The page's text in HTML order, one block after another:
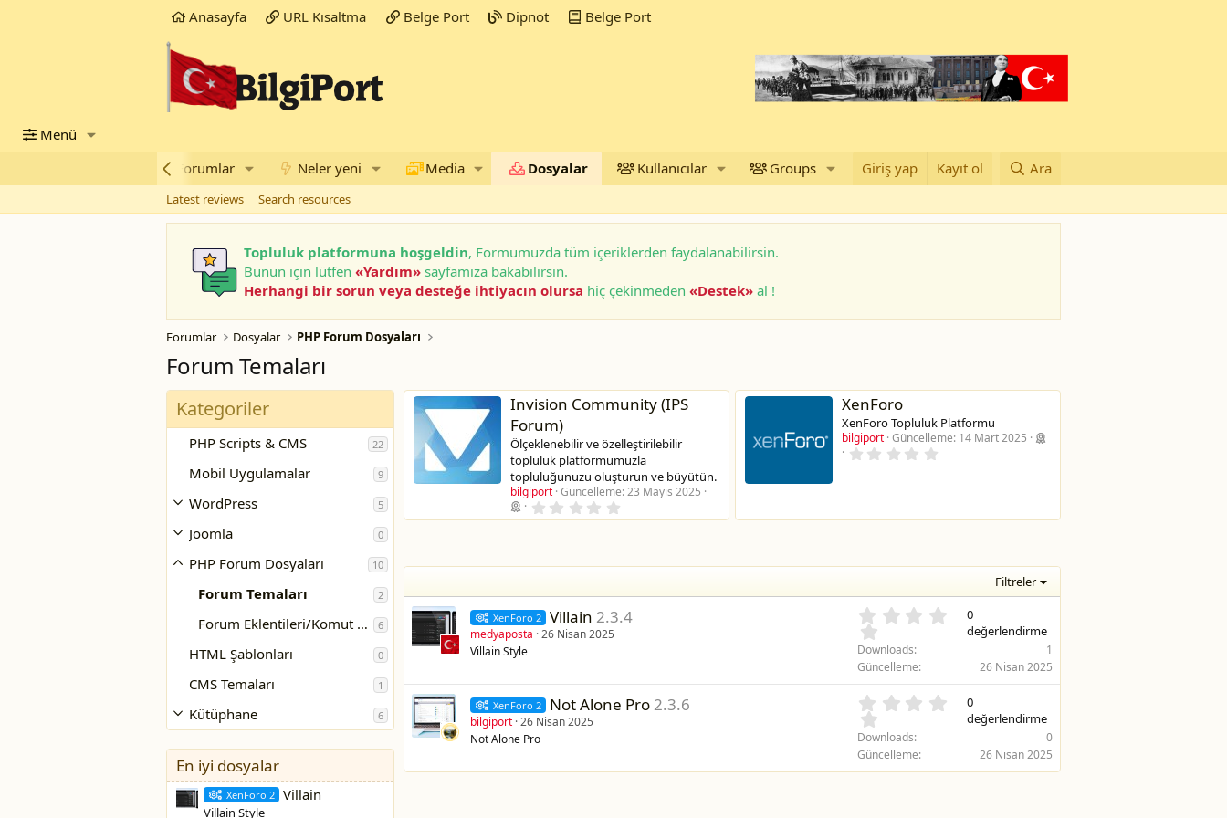
Anasayfa URL Kısaltma Belge Port Dipnot Belge Port
Menü
Forumlar Neler yeni Media Dosyalar Kullanıcılar Groups Giriş yap Kayıt ol Ara
Latest reviews Search resources
Topluluk platformuna hoşgeldin, Formumuzda tüm içeriklerden faydalanabilirsin.
Bunun için lütfen «Yardım» sayfamıza bakabilirsin.
Herhangi bir sorun veya desteğe ihtiyacın olursa hiç çekinmeden «Destek» al !
Forumlar Dosyalar PHP Forum Dosyaları
Forum Temaları
Kategoriler
PHP Scripts & CMS 22
Mobil Uygulamalar 9
WordPress 5
Joomla 0
PHP Forum Dosyaları 10
Forum Temaları 2
Forum Eklentileri/Komut Dosyaları 6
HTML Şablonları 0
CMS Temaları 1
Kütüphane 6
En iyi dosyalar
XenForo 2 Villain
Villain Style
Invision Community (IPS
Forum)
Ölçeklenebilir ve özelleştirilebilir
topluluk platformumuzla
topluluğunuzu oluşturun ve büyütün.
bilgiport Güncelleme:23 Mayıs 2025
.
ı
d
z
XenForo
XenForo Topluluk Platformu
bilgiport Güncelleme: 14 Mart 2025
ı
z
Filtreler
XenForo 2 Villain 2.3.4
medyaposta 26 Nisan 2025
Villain Style
y
0
değerlendirme
Downloads
1
Güncelleme
26 Nisan 2025
XenForo 2 Not Alone Pro 2.3.6
bilgiport 26 Nisan 2025
Not Alone Pro
y
0
değerlendirme
Downloads
0
Güncelleme
26 Nisan 2025